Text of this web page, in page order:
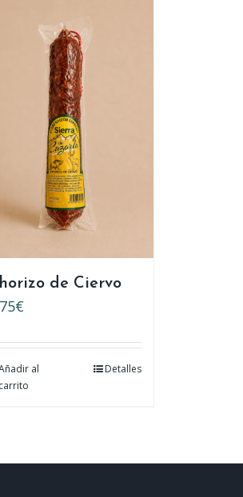
de Ciervo
€
al
carrito
Detalles